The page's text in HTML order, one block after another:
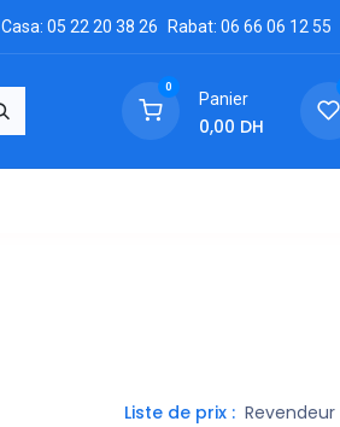
Casa: 05 22 20 38 26 Rabat: 06 66 06 12 55
0
Panier
0,00 DH
Liste de prix : Revendeur